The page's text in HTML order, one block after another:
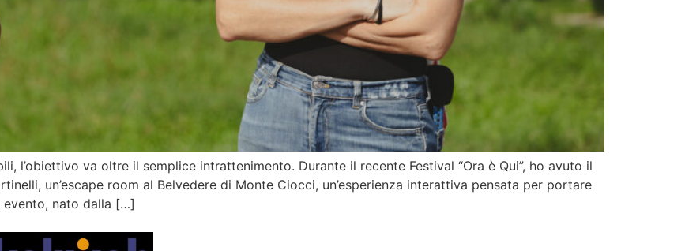
l’obiettivo va oltre il semplice intrattenimento. Durante il recente Festival “Ora è Qui”, ho avuto il
un’escape room al Belvedere di Monte Ciocci, un’esperienza interattiva pensata per portare
evento, nato dalla […]